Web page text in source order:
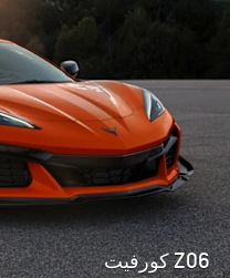
Z06 كورفيت